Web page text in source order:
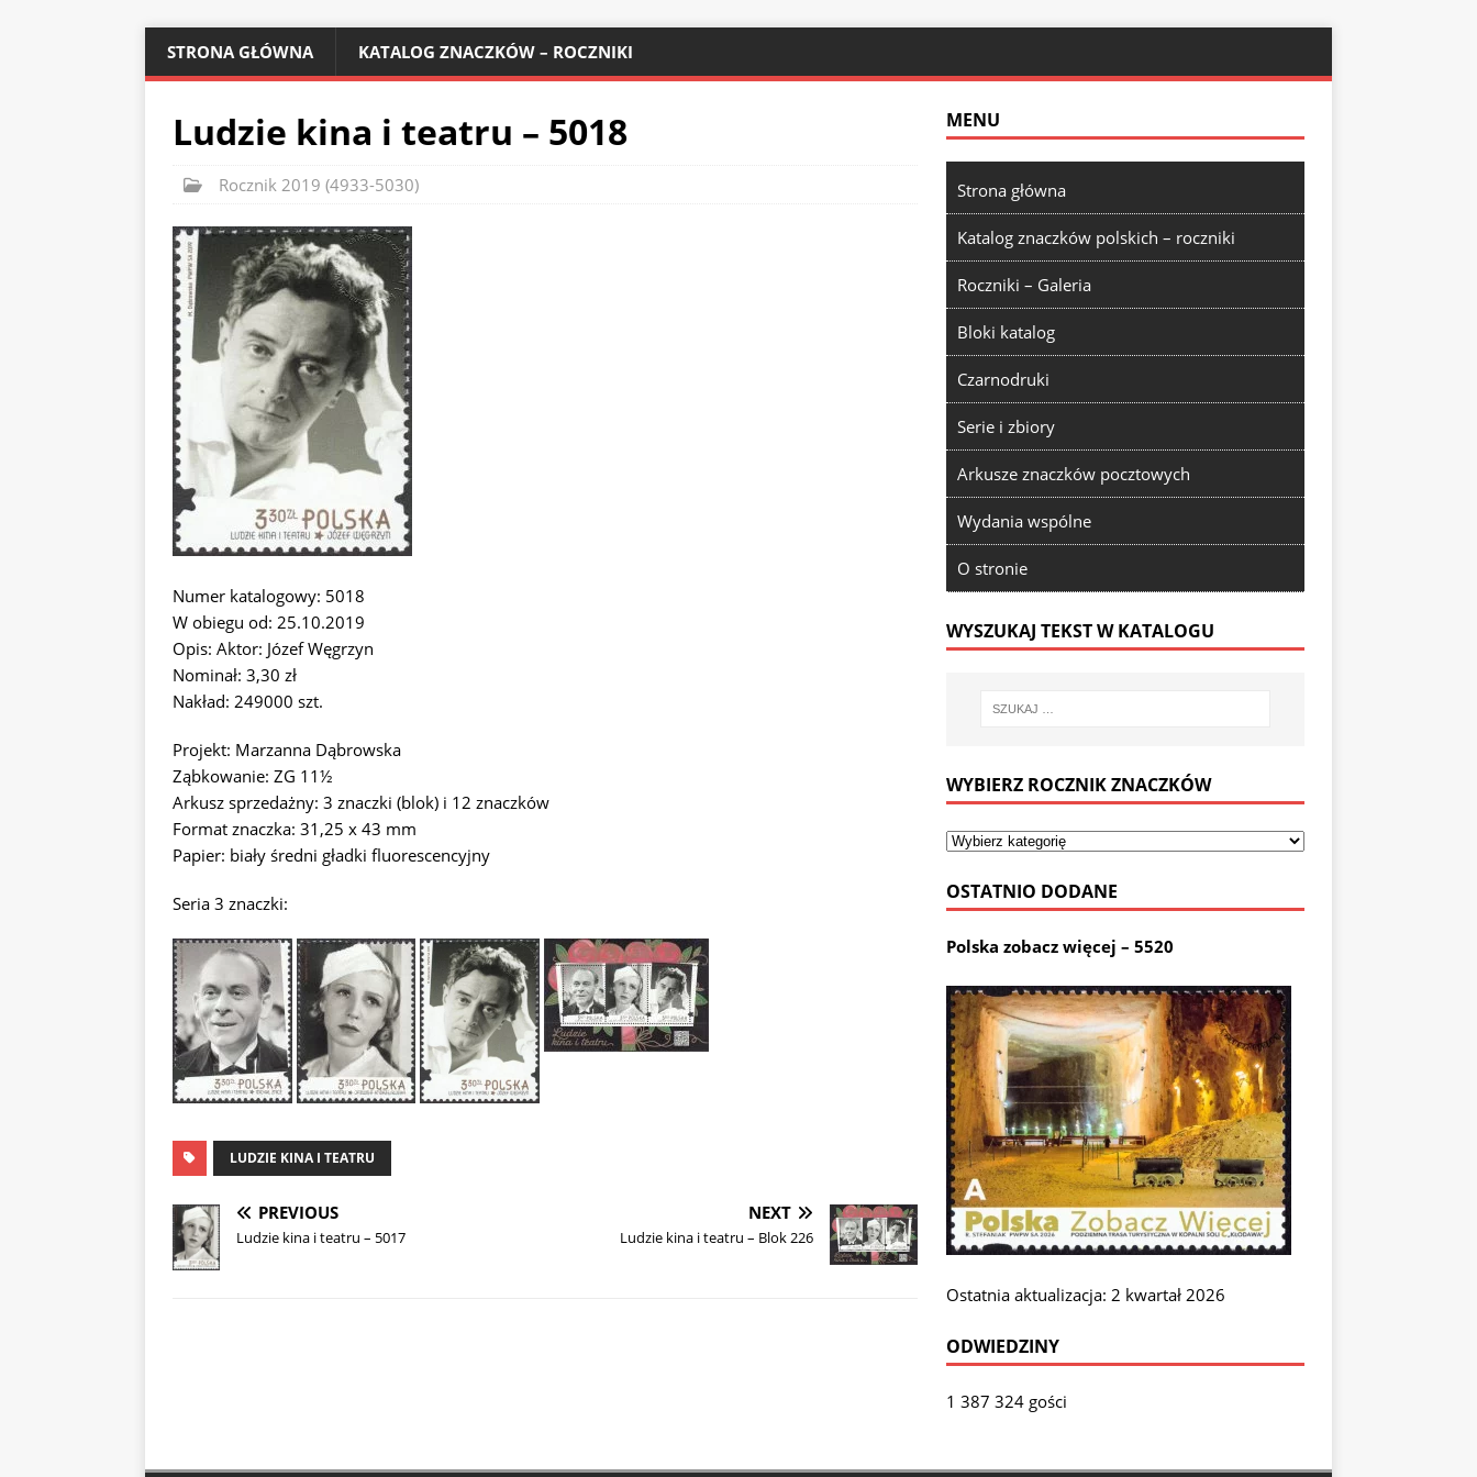
STRONA GŁÓWNA KATALOG ZNACZKÓW – ROCZNIKI
Ludzie kina i teatru – 5018
Rocznik 2019 (4933-5030)
Numer katalogowy: 5018
W obiegu od: 25.10.2019
Opis: Aktor: Józef Węgrzyn
Nominał: 3,30 zł
Nakład: 249000 szt.
Projekt: Marzanna Dąbrowska
Ząbkowanie: ZG 11½
Arkusz sprzedażny: 3 znaczki (blok) i 12 znaczków
Format znaczka: 31,25 x 43 mm
Papier: biały średni gładki fluorescencyjny
Seria 3 znaczki:
LUDZIE KINA I TEATRU
PREVIOUS
Ludzie kina i teatru – 5017
NEXT
Ludzie kina i teatru – Blok 226
MENU
Strona główna
Katalog znaczków polskich – roczniki
Roczniki – Galeria
Bloki katalog
Czarnodruki
Serie i zbiory
Arkusze znaczków pocztowych
Wydania wspólne
O stronie
WYSZUKAJ TEKST W KATALOGU
WYBIERZ ROCZNIK ZNACZKÓW
OSTATNIO DODANE
Polska zobacz więcej – 5520
Ostatnia aktualizacja: 2 kwartał 2026
ODWIEDZINY
1 387 324 gości